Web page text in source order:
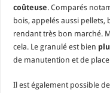
coûteuse. Comparés
bois, appelés aussi pellets,
rendant très bon marché.
cela. Le granulé est bien
de manutention et de
Il est également possible de